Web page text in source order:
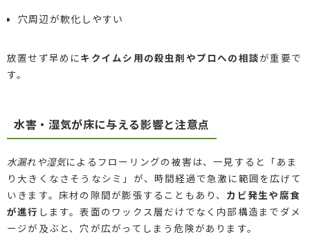
穴周辺が軟化しやすい
放置せず早めにキクイムシ用の殺虫剤やプロへの相談が重要で
す。
水害・湿気が床に与える影響と注意点
水漏れや湿気によるフローリングの被害は、一見すると「あま
り大きくなさそうなシミ」が、時間経過で急激に範囲を広げて
いきます。床材の隙間が膨張することもあり、 カビ発生や腐食
が進行 します。表面のワックス層だけでなく内部構造までダメ
ージが及ぶと、穴が広がってしまう危険があります。